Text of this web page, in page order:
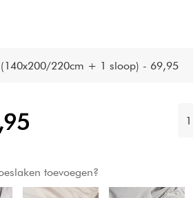
bloemen te zien uit verschillende
van de print te pakken.
(140x200/220cm + 1 sloop) - 69,95
1
toevoegen?